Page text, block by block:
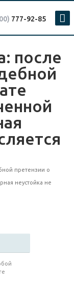
777-92-85
после
претензии о
неустойка не